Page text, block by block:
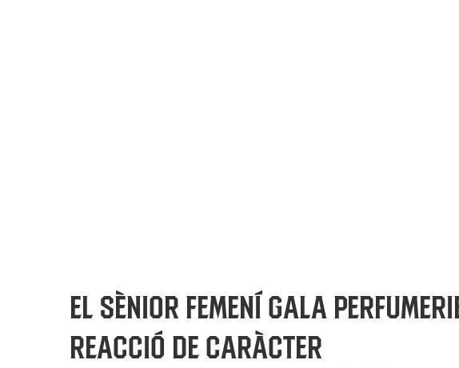
El Sènior Femení Gala
reacció de caràcter